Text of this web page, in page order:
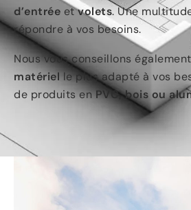
d’entrée etvolets. Une
répondre à vos besoins.
Nous vous conseillons
matérielle plus adapté à vos
de produits enPVC, bois ou